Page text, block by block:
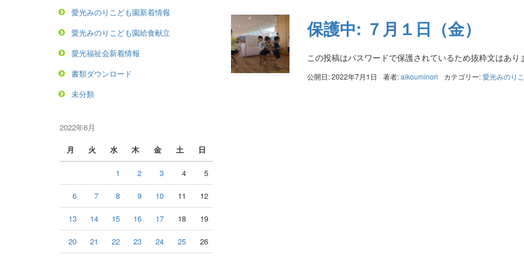
保護中: ７月１日（金）
この投稿はパスワードで保護されているため抜粋文はあり
公開日: 2022年7月1日 著者:aikouminori カテゴリー:愛光みのり
愛光みのりこども園新着情報
愛光みのりこども園給食献立
愛光福祉会新着情報
書類ダウンロード
未分類
2022年6月
月
火 水 木 金 土 日
1 2 3 4 5
6 7 8 9 10 11 12
13 14 15 16 17 18 19
20 21 22 23 24 25 26